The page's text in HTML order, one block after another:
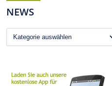
NEWS
News